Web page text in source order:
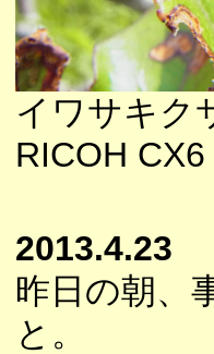
イワサキク
RICOH
2013.4.23
昨日の朝、
と。